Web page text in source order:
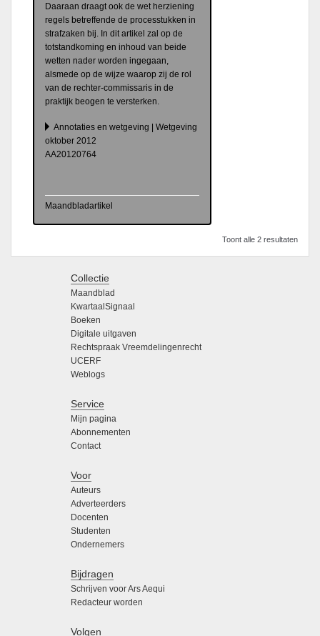
Daaraan draagt ook de wet herziening
regels betreffende de processtukken in
strafzaken bij. In dit artikel zal op de
totstandkoming en inhoud van beide
wetten nader worden ingegaan,
alsmede op de wijze waarop zij de rol
van de rechter-commissaris in de
praktijk beogen te versterken.
Annotaties en wetgeving | Wetgeving
oktober 2012
AA20120764
Maandbladartikel
Toont alle 2 resultaten
Collectie
Maandblad
KwartaalSignaal
Boeken
Digitale uitgaven
Rechtspraak Vreemdelingenrecht
UCERF
Weblogs
Service
Mijn pagina
Abonnementen
Contact
Voor
Auteurs
Adverteerders
Docenten
Studenten
Ondernemers
Bijdragen
Schrijven voor Ars Aequi
Redacteur worden
Volgen